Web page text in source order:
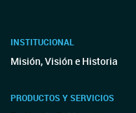
INSTITUCIONAL
Misión, Visión e Historia
PRODUCTOS Y SERVICIOS